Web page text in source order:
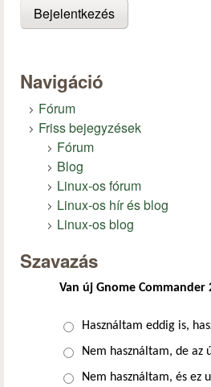
Navigáció
Fórum
Friss bejegyzések
Fórum
Blog
Linux-os fórum
Linux-os hír és blog
Linux-os blog
Szavazás
Van új Gnome Commander
Választások
Használtam eddig is,
Nem használtam, de az
Nem használtam, és ez